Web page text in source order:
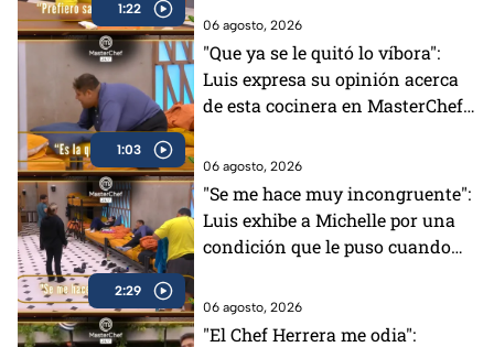
1:22
06 agosto, 2026
1:03
"Que ya se le quitó lo víbora":
Luis expresa su opinión acerca
de esta cocinera en MasterChef
06 agosto, 2026
2:29
"Se me hace muy incongruente":
Luis exhibe a Michelle por una
condición que le puso cuando
06 agosto, 2026
"El Chef Herrera me odia":